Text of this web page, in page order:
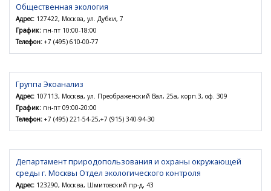
Общественная экология
Адрес: 127422, Москва, ул. Дубки, 7
График: пн-пт 10:00-18:00
Телефон: +7 (495) 610-00-77
Группа Экоанализ
Адрес: 107113, Москва, ул. Преображенский Вал, 25а, корп.3, оф. 309
График: пн-пт 09:00-20:00
Телефон: +7 (495) 221-54-25,+7 (915) 340-94-30
Департамент природопользования и охраны окружающей
среды г. Москвы Отдел экологического контроля
Адрес: 123290, Москва, Шмитовский пр-д, 43